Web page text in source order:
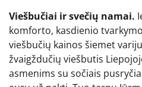
Viešbučiai ir svečių namai.
komforto, kasdienio
viešbučių kainos šiemet
žvaigždučių viešbutis
asmenims su sočiais